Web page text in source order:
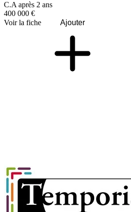
C.A après 2 ans
400 000 €
Voir la fiche
Ajouter